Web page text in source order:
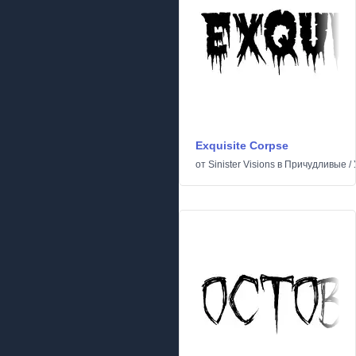
Exquisite Corpse
от Sinister Visions в Причудливые /